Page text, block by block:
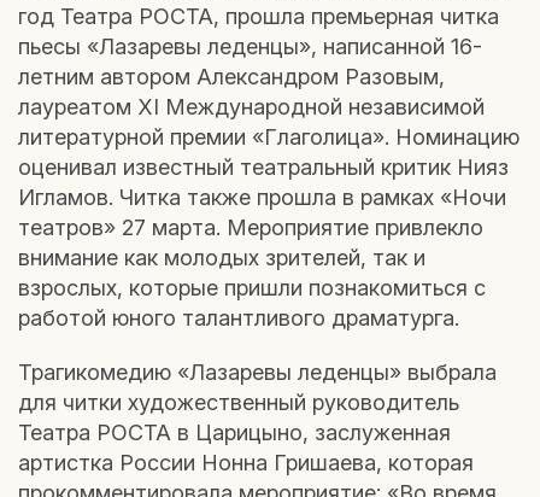
год Театра РОСТА, прошла премьерная читка
пьесы «Лазаревы леденцы», написанной 16-
летним автором Александром Разовым,
лауреатом XI Международной независимой
литературной премии «Глаголица». Номинацию
оценивал известный театральный критик Нияз
Игламов. Читка также прошла в рамках «Ночи
театров» 27 марта. Мероприятие привлекло
внимание как молодых зрителей, так и
взрослых, которые пришли познакомиться с
работой юного талантливого драматурга.
Трагикомедию «Лазаревы леденцы» выбрала
для читки художественный руководитель
Театра РОСТА в Царицыно, заслуженная
артистка России Нонна Гришаева, которая